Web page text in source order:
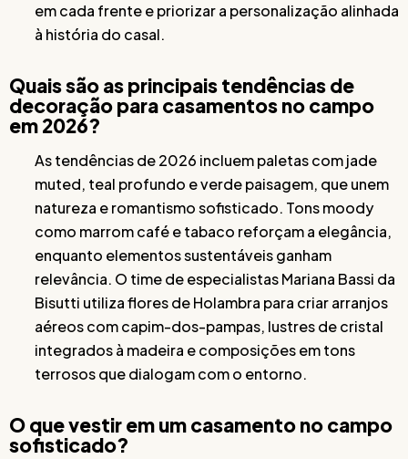
em cada frente e priorizar a personalização alinhada
à história do casal.
Quais são as principais tendências de
decoração para casamentos no campo
em 2026?
As tendências de 2026 incluem paletas com jade
muted, teal profundo e verde paisagem, que unem
natureza e romantismo sofisticado. Tons moody
como marrom café e tabaco reforçam a elegância,
enquanto elementos sustentáveis ganham
relevância. O time de especialistas Mariana Bassi da
Bisutti utiliza flores de Holambra para criar arranjos
aéreos com capim-dos-pampas, lustres de cristal
integrados à madeira e composições em tons
terrosos que dialogam com o entorno.
O que vestir em um casamento no campo
sofisticado?